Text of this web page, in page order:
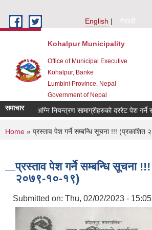
English
नेपाली
Kohalpur Municipality
Office of Municipal Executive
Kohalpur, Banke
Lumbini Province, Nepal
Government of Nepal
समाचार
You are here
Home » प्रस्ताव पेश गर्ने सम्बन्धि सूचना !!!
प्रस्ताव पेश गर्ने सम्बन्धि सूचना
२०७९-१०-१९)
Submitted on: Thu, 02/02/2023 - 15:05